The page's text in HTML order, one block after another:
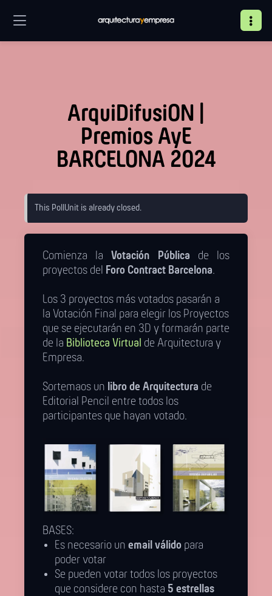
ArquiDifusiON |
Premios AyE
BARCELONA 2024
This PollUnit is already closed.
Comienza laVotación Pública de los
proyectos del Foro Contract Barcelona.
Los 3 proyectos más votados pasarán a
la Votación Final para elegir los Proyectos
que se ejecutarán en 3D y formarán parte
de la Biblioteca Virtual de Arquitectura y
Empresa.
Sortemaos un libro de Arquitectura de
Editorial Pencil entre todos los
participantes que hayan votado.
BASES:
Es necesario un email válido para
poder votar
Se pueden votar todos los proyectos
que considere con hasta 5 estrellas